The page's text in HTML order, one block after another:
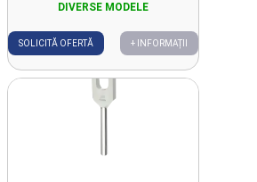
SOLICITĂ OFERTĂ + INFORMAȚII